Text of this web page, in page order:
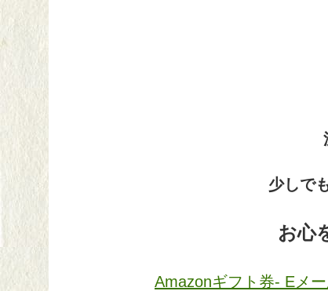
少しで
お心
Amazonギフト券- Eメ